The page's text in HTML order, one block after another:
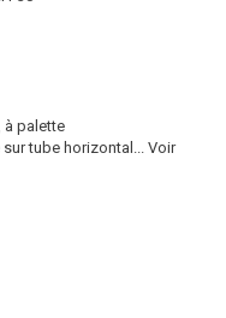
à palette
tube horizontal... Voir